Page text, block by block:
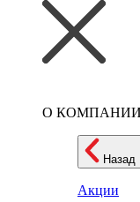
О КОМПАНИИ
Назад
Акции